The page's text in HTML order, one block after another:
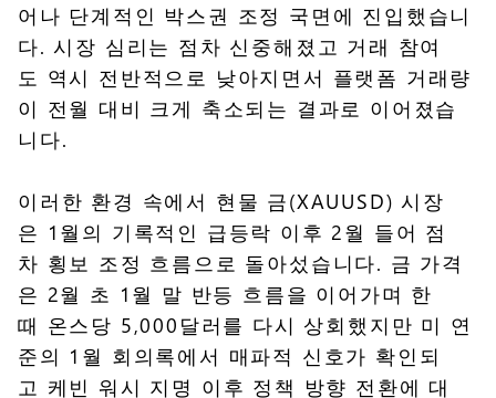
어나 단계적인 박스권 조정 국면에 진입했습니
다. 시장 심리는 점차 신중해졌고 거래 참여
도 역시 전반적으로 낮아지면서 플랫폼 거래량
이 전월 대비 크게 축소되는 결과로 이어졌습
니다.
이러한 환경 속에서 현물 금(XAUUSD) 시장
은 1월의 기록적인 급등락 이후 2월 들어 점
차 횡보 조정 흐름으로 돌아섰습니다. 금 가격
은 2월 초 1월 말 반등 흐름을 이어가며 한
때 온스당 5,000달러를 다시 상회했지만 미 연
준의 1월 회의록에서 매파적 신호가 확인되
고 케빈 워시 지명 이후 정책 방향 전환에 대